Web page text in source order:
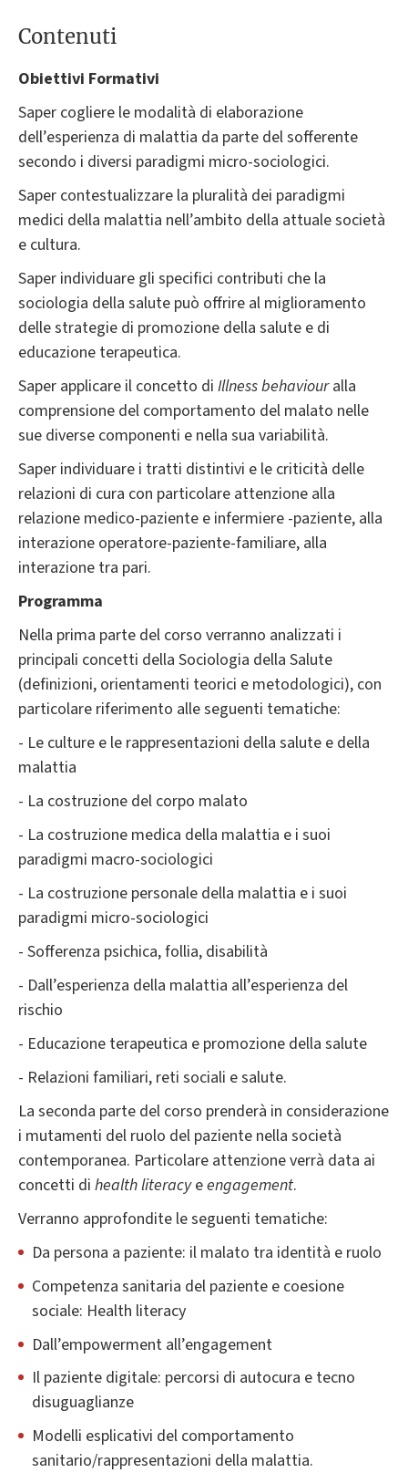
Contenuti
Obiettivi Formativi
Saper cogliere le modalità di elaborazione
dell’esperienza di malattia da parte del sofferente
secondo i diversi paradigmi micro-sociologici.
Saper contestualizzare la pluralità dei paradigmi
medici della malattia nell’ambito della attuale società
e cultura.
Saper individuare gli specifici contributi che la
sociologia della salute può offrire al miglioramento
delle strategie di promozione della salute e di
educazione terapeutica.
Saper applicare il concetto di Illness behaviouralla
comprensione del comportamento del malato nelle
sue diverse componenti e nella sua variabilità.
Saper individuare i tratti distintivi e le criticità delle
relazioni di cura con particolare attenzione alla
relazione medico-paziente e infermiere -paziente, alla
interazione operatore-paziente-familiare, alla
interazione tra pari.
Programma
Nella prima parte del corso verranno analizzati i
principali concetti della Sociologia della Salute
(definizioni, orientamenti teorici e metodologici), con
particolare riferimento alle seguenti tematiche:
- Le culture e le rappresentazioni della salute e della
malattia
- La costruzione del corpo malato
- La costruzione medica della malattia e i suoi
paradigmi macro-sociologici
- La costruzione personale della malattia e i suoi
paradigmi micro-sociologici
- Sofferenza psichica, follia, disabilità
- Dall’esperienza della malattia all’esperienza del
rischio
- Educazione terapeutica e promozione della salute
- Relazioni familiari, reti sociali e salute.
La seconda parte del corso prenderà in considerazione
i mutamenti del ruolo del paziente nella società
contemporanea. Particolare attenzione verrà data ai
concetti di health literacyeengagement.
Verranno approfondite le seguenti tematiche:
Da persona a paziente: il malato tra identità e ruolo
Competenza sanitaria del paziente e coesione
sociale: Health literacy
Dall’empowerment all’engagement
Il paziente digitale: percorsi di autocura e tecno
disuguaglianze
Modelli esplicativi del comportamento
sanitario/rappresentazioni della malattia.